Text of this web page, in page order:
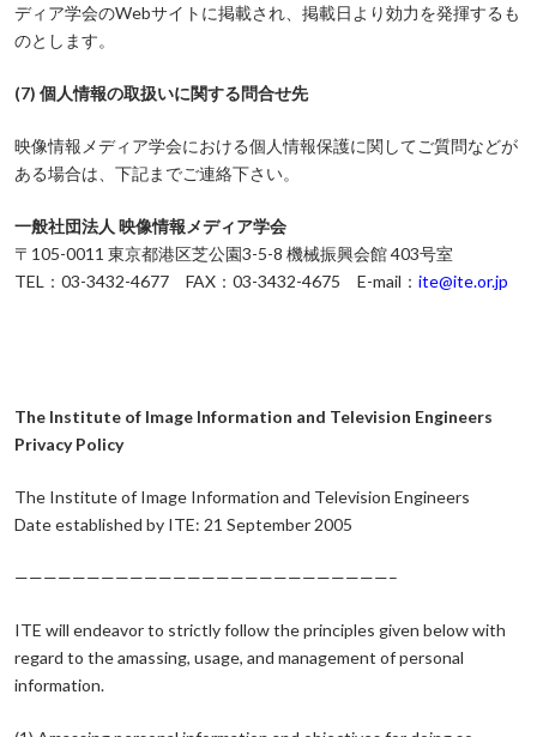
ディア学会のWebサイトに掲載され、掲載日より効力を発揮するも
のとします。
(7) 個人情報の取扱いに関する問合せ先
映像情報メディア学会における個人情報保護に関してご質問などが
ある場合は、下記までご連絡下さい。
一般社団法人 映像情報メディア学会
〒105-0011 東京都港区芝公園3-5-8 機械振興会館 403号室
TEL：03-3432-4677 FAX：03-3432-4675 E-mail： ite@ite.or.jp
The Institute of Image Information and Television Engineers
Privacy Policy
The Institute of Image Information and Television Engineers
Date established by ITE: 21 September 2005
——————————————————————————–
ITE will endeavor to strictly follow the principles given below with
regard to the amassing, usage, and management of personal
information.